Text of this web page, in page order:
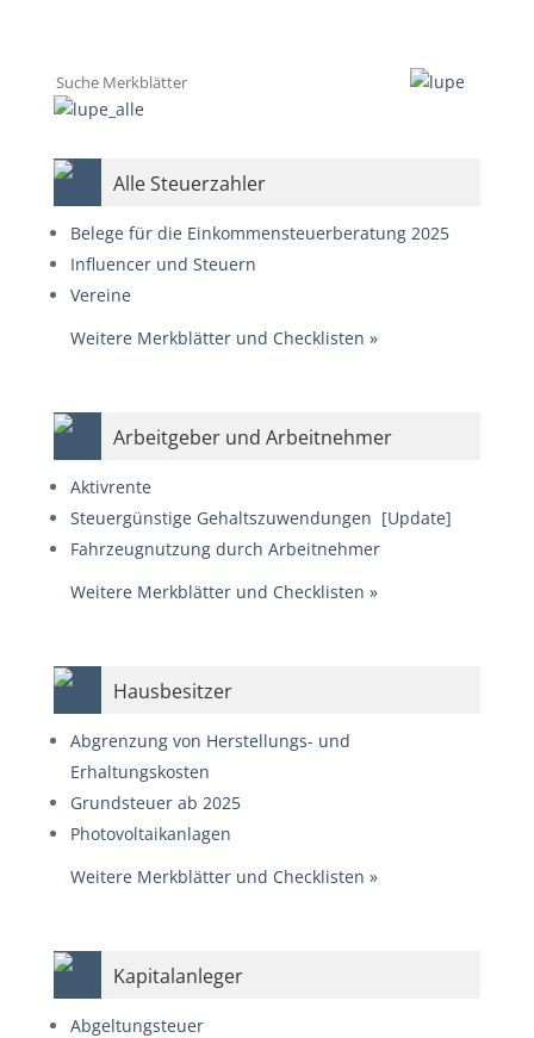
Alle Steuerzahler
Belege für die Einkommensteuerberatung 2025
Influencer und Steuern
Vereine
Weitere Merkblätter und Checklisten »
Arbeitgeber und Arbeitnehmer
Aktivrente
Steuergünstige Gehaltszuwendungen [Update]
Fahrzeugnutzung durch Arbeitnehmer
Weitere Merkblätter und Checklisten »
Hausbesitzer
Abgrenzung von Herstellungs- und
Erhaltungskosten
Grundsteuer ab 2025
Photovoltaikanlagen
Weitere Merkblätter und Checklisten »
Kapitalanleger
Abgeltungsteuer